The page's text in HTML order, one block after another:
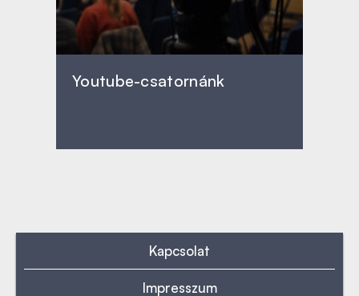
Youtube-csatornánk
Kapcsolat
Impresszum